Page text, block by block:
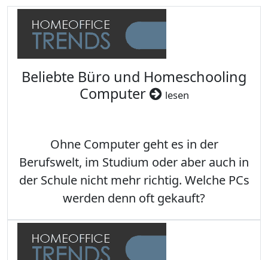
Beliebte Büro und Homeschooling
Computer
lesen
Ohne Computer geht es in der
Berufswelt, im Studium oder aber auch in
der Schule nicht mehr richtig. Welche PCs
werden denn oft gekauft?